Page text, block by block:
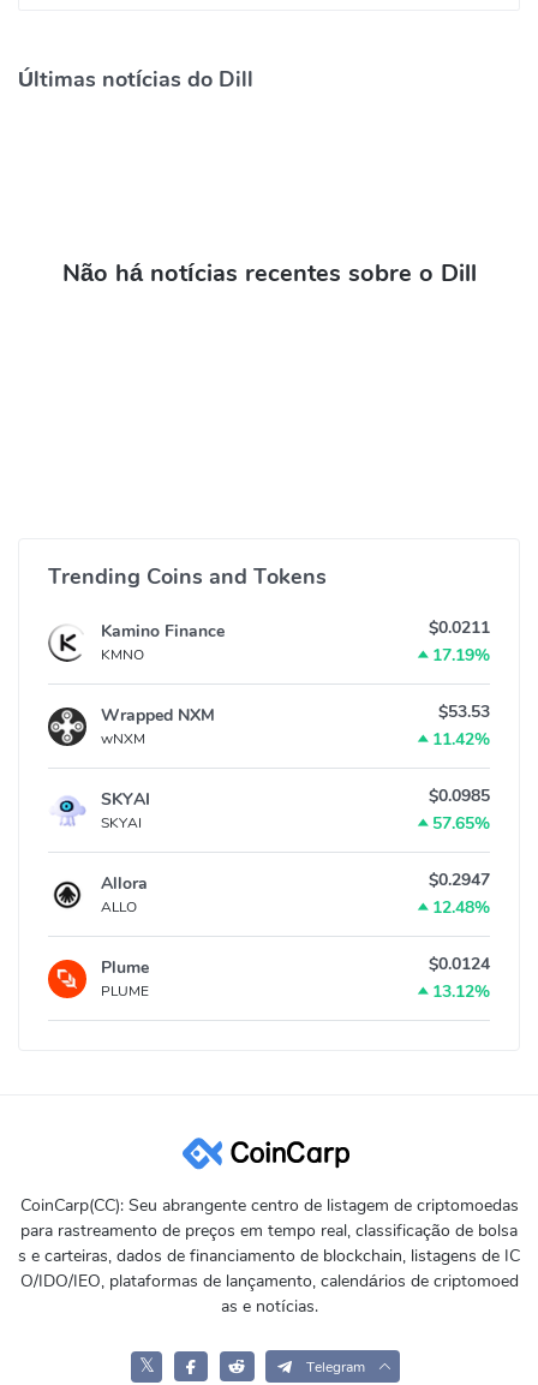
Últimas notícias do Dill
Não há notícias recentes sobre o Dill
Trending Coins and Tokens
Kamino Finance
KMNO
$0.0211
17.19%
Wrapped NXM
wNXM
$53.53
11.42%
SKYAI
SKYAI
$0.0985
57.65%
Allora
ALLO
$0.2947
12.48%
Plume
PLUME
$0.0124
13.12%
CoinCarp(CC): Seu abrangente centro de listagem de criptomoedas
para rastreamento de preços em tempo real, classificação de bolsa
s e carteiras, dados de financiamento de blockchain, listagens de IC
O/IDO/IEO, plataformas de lançamento, calendários de criptomoed
as e notícias.
𝕏 Telegram